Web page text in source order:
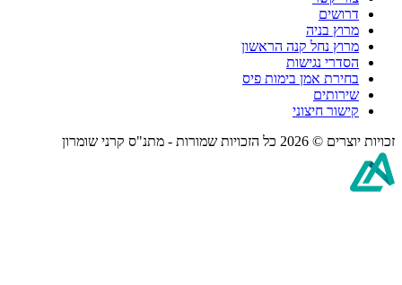
בניה
נחל קנה הראשון
נגישות
אמן בימות פיס
חיצוני
כל הזכויות שמורות -
מתנ"ס קרני שומרון